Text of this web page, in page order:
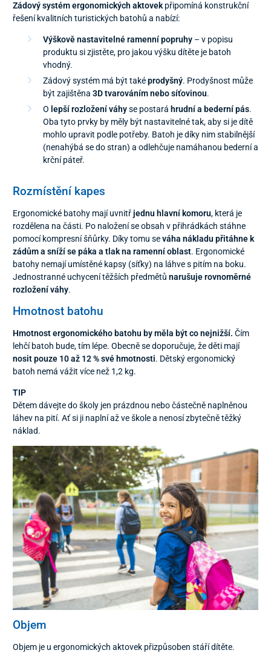
Zádový systém ergonomických aktovekpřipomíná konstrukční
řešení kvalitních turistických batohů a nabízí:
Výškově nastavitelné ramenní popruhy– v popisu
produktu si zjistěte, pro jakou výšku dítěte je batoh
vhodný.
Zádový systém má být taképrodyšný. Prodyšnost může
být zajištěna 3D tvarováním nebo síťovinou.
O lepší rozložení váhyse postará hrudní a bederní pás.
Oba tyto prvky by měly být nastavitelné tak, aby si je dítě
mohlo upravit podle potřeby. Batoh je díky nim stabilnější
(nenahýbá se do stran) a odlehčuje namáhanou bederní a
krční páteř.
Rozmístění kapes
Ergonomické batohy mají uvnitřjednu hlavní komoru, která je
rozdělena na části. Po naložení se obsah v přihrádkách stáhne
pomocí kompresní šňůrky. Díky tomu seváha nákladu přitáhne k
zádům a sníží se páka a tlak na ramenní oblast. Ergonomické
batohy nemají umístěné kapsy (síťky) na láhve s pitím na boku.
Jednostranné uchycení těžších předmětů narušuje rovnoměrné
rozložení váhy.
Hmotnost batohu
Hmotnost ergonomického batohu by měla být co nejnižší. Čím
lehčí batoh bude, tím lépe. Obecně se doporučuje, že děti mají
nosit pouze 10 až 12 % své hmotnosti. Dětský ergonomický
batoh nemá vážit více než 1,2 kg.
TIP
Dětem dávejte do školy jen prázdnou nebo částečně naplněnou
láhev na pití. Ať si ji naplní až ve škole a nenosí zbytečně těžký
náklad.
Objem
Objem je u ergonomických aktovek přizpůsoben stáří dítěte.